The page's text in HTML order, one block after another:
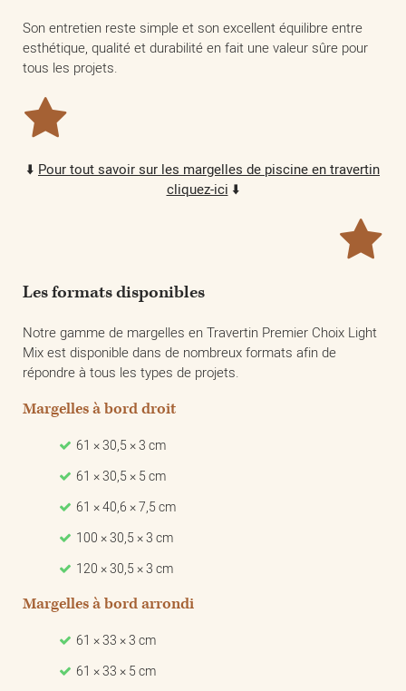
Son entretien reste simple et son excellent équilibre entre
esthétique, qualité et durabilité en fait une valeur sûre pour
tous les projets.
⬇️ Pour tout savoir sur les margelles de piscine en travertin
cliquez-ici ⬇️
Les formats disponibles
Notre gamme de margelles en Travertin Premier Choix Light
Mix est disponible dans de nombreux formats afin de
répondre à tous les types de projets.
Margelles à bord droit
61 × 30,5 × 3 cm
61 × 30,5 × 5 cm
61 × 40,6 × 7,5 cm
100 × 30,5 × 3 cm
120 × 30,5 × 3 cm
Margelles à bord arrondi
61 × 33 × 3 cm
61 × 33 × 5 cm